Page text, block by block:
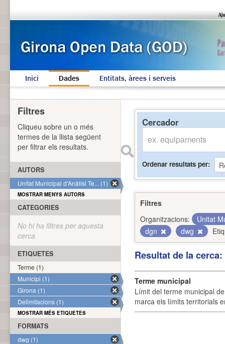
Inici Dades Entitats, àrees i serveis
Cercador
Ordenar resultats per
Filtres
Organitzacions:
Unitat
dgn
dwg
Resultat de la
Terme municipal
Límit del terme municipal
marca els límits territorials
Filtres
Cliqueu sobre un o més
termes de la llista següent
per filtrar els resultats.
AUTORS
Unitat Municipal d'Anàlisi Te... (1)
MOSTRAR MENYS AUTORS
CATEGORIES
No hi ha filtres per aquesta
cerca
ETIQUETES
Terme (1)
Municipi (1)
Girona (1)
Delimitacions (1)
MOSTRAR MÉS ETIQUETES
FORMATS
dwg (1)